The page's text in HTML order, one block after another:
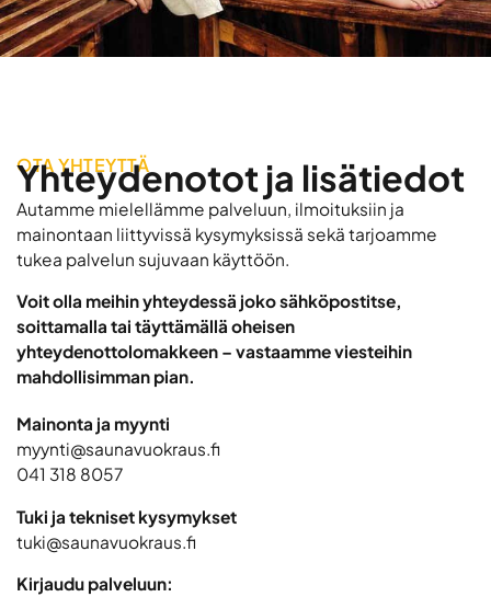
OTA YHTEYTTÄ
Yhteydenotot ja lisätiedot
Autamme mielellämme palveluun, ilmoituksiin ja
mainontaan liittyvissä kysymyksissä sekä tarjoamme
tukea palvelun sujuvaan käyttöön.
Voit olla meihin yhteydessä joko sähköpostitse,
soittamalla tai täyttämällä oheisen
yhteydenottolomakkeen – vastaamme viesteihin
mahdollisimman pian.
Mainonta ja myynti
myynti@saunavuokraus.fi
041 318 8057
Tuki ja tekniset kysymykset
tuki@saunavuokraus.fi
Kirjaudu palveluun: